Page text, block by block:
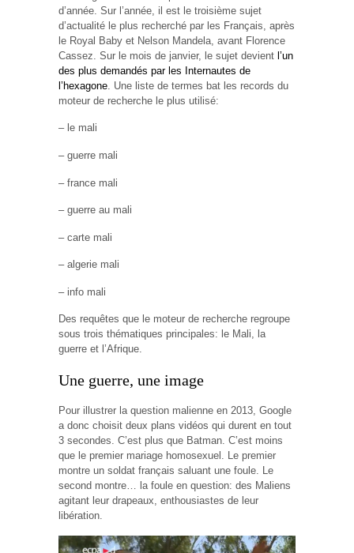
d’année. Sur l’année, il est le troisième sujet
d’actualité le plus recherché par les Français, après
le Royal Baby et Nelson Mandela, avant Florence
Cassez. Sur le mois de janvier, le sujet devient l’un
des plus demandés par les Internautes de
l’hexagone . Une liste de termes bat les records du
moteur de recherche le plus utilisé:
– le mali
– guerre mali
– france mali
– guerre au mali
– carte mali
– algerie mali
– info mali
Des requêtes que le moteur de recherche regroupe
sous trois thématiques principales: le Mali, la
guerre et l’Afrique.
Une guerre, une image
Pour illustrer la question malienne en 2013, Google
a donc choisit deux plans vidéos qui durent en tout
3 secondes. C’est plus que Batman. C’est moins
que le premier mariage homosexuel. Le premier
montre un soldat français saluant une foule. Le
second montre… la foule en question: des Maliens
agitant leur drapeaux, enthousiastes de leur
libération.